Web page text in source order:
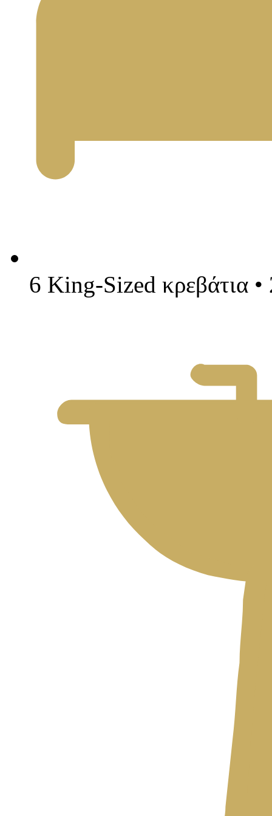
6 King-Sized κρεβάτια •